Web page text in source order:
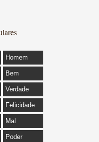
Homem
Bem
Verdade
Felicidade
Mal
Poder